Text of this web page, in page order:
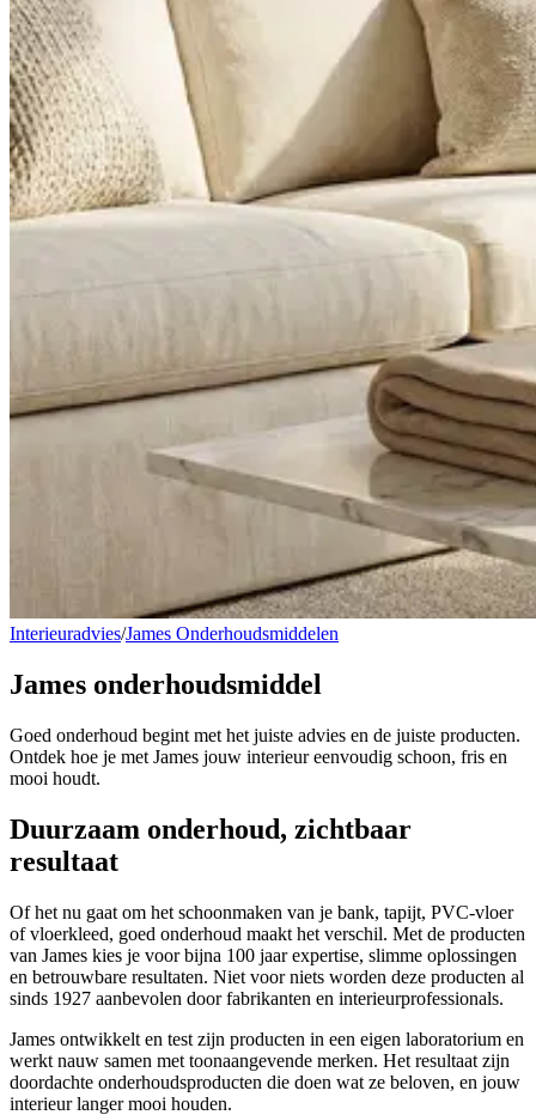
Interieuradvies/James Onderhoudsmiddelen
James onderhoudsmiddel
Goed onderhoud begint met het juiste advies en de juiste producten.
Ontdek hoe je met James jouw interieur eenvoudig schoon, fris en
mooi houdt.
Duurzaam onderhoud, zichtbaar
resultaat
Of het nu gaat om het schoonmaken van je bank, tapijt, PVC-vloer
of vloerkleed, goed onderhoud maakt het verschil. Met de producten
van James kies je voor bijna 100 jaar expertise, slimme oplossingen
en betrouwbare resultaten. Niet voor niets worden deze producten al
sinds 1927 aanbevolen door fabrikanten en interieurprofessionals.
James ontwikkelt en test zijn producten in een eigen laboratorium en
werkt nauw samen met toonaangevende merken. Het resultaat zijn
doordachte onderhoudsproducten die doen wat ze beloven, en jouw
interieur langer mooi houden.